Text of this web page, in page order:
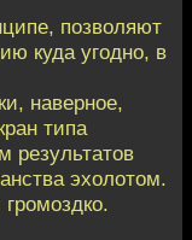
позволяют
куда угодно, в
наверное,
типа
результатов
эхолотом.